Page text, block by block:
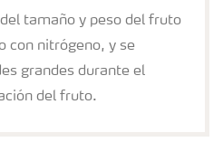
tamaño y peso del fruto
con nitrógeno, y se
grandes durante el
del fruto.